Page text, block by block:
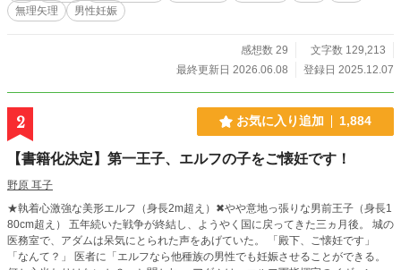
無理矢理
男性妊娠
感想数 29
文字数 129,213
最終更新日 2026.06.08
登録日 2025.12.07
2 お気に入り追加 1,884
【書籍化決定】第一王子、エルフの子をご懐妊です！
野原 耳子
★執着心激強な美形エルフ（身長2m超え）✖やや意地っ張りな男前王子（身長1
80cm超え） 五年続いた戦争が終結し、ようやく国に戻ってきた三ヵ月後。 城の
医務室で、アダムは呆気にとられた声をあげていた。 「殿下、ご懐妊です」
「なんて？」 医者に「エルフなら他種族の男性でも妊娠させることができる。